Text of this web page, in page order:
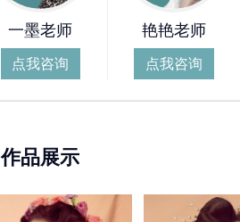
一墨老师
点我咨询
艳艳老师
点我咨询
作品展示